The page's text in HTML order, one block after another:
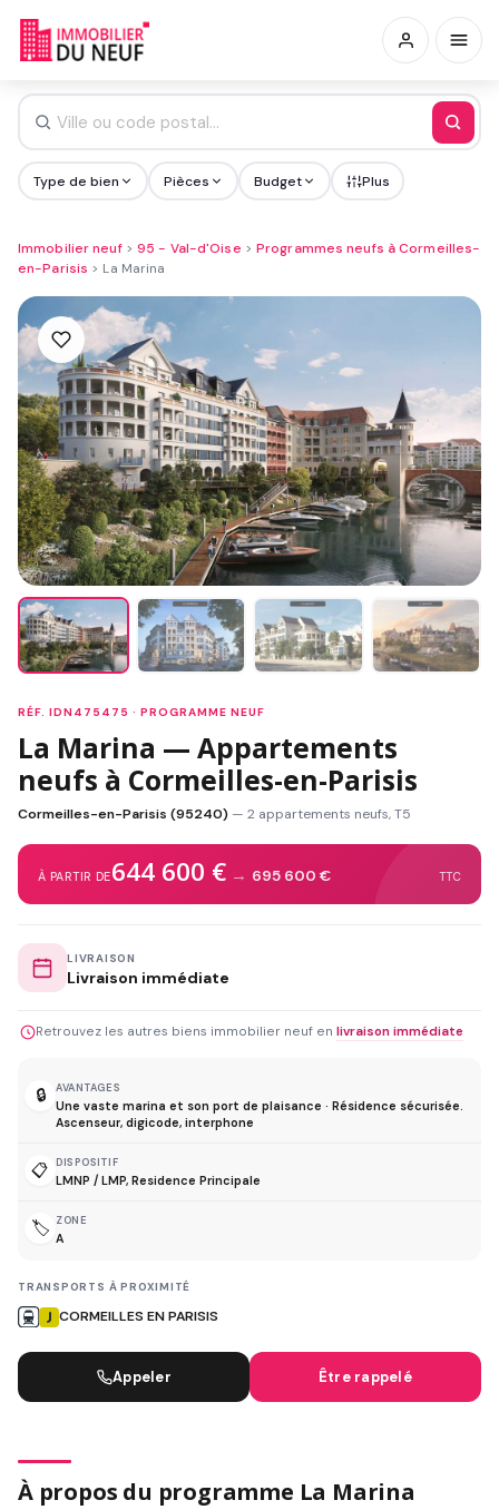
Type de bien Pièces Budget Plus
Immobilier neuf> 95 - Val-d'Oise > Programmes neufs à Cormeilles-
en-Parisis > La Marina
RÉF. IDN475475 · PROGRAMME NEUF
La Marina — Appartements
neufs à Cormeilles-en-Parisis
Cormeilles-en-Parisis (95240) — 2 appartements neufs, T5
À PARTIR DE644 600 € → 695 600 € TTC
LIVRAISON
Livraison immédiate
Retrouvez les autres biens immobilier neuf en livraison immédiate
🔒 AVANTAGES
Une vaste marina et son port de plaisance · Résidence sécurisée.
Ascenseur, digicode, interphone
📋 DISPOSITIF
LMNP / LMP, Residence Principale
🏷️ ZONE
A
TRANSPORTS À PROXIMITÉ
CORMEILLES EN PARISIS
Appeler Être rappelé
À propos du programme La Marina